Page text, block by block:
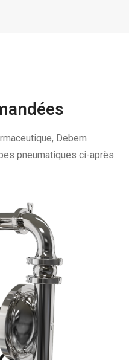
Debem
pneumatiques ci-après.